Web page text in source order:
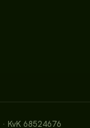
· KvK 68524676